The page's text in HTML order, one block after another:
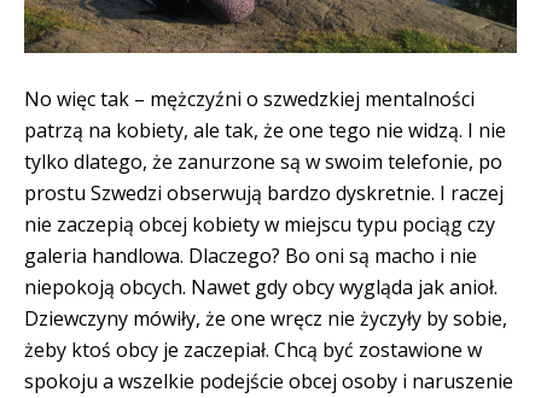
No więc tak – mężczyźni o szwedzkiej mentalności
patrzą na kobiety, ale tak, że one tego nie widzą. I nie
tylko dlatego, że zanurzone są w swoim telefonie, po
prostu Szwedzi obserwują bardzo dyskretnie. I raczej
nie zaczepią obcej kobiety w miejscu typu pociąg czy
galeria handlowa. Dlaczego? Bo oni są macho i nie
niepokoją obcych. Nawet gdy obcy wygląda jak anioł.
Dziewczyny mówiły, że one wręcz nie życzyły by sobie,
żeby ktoś obcy je zaczepiał. Chcą być zostawione w
spokoju a wszelkie podejście obcej osoby i naruszenie